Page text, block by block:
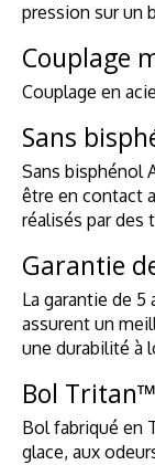
pression sur un
Couplage
Couplage en
Sans
Sans bisphénol
être en contact
réalisés par des
Garantie
La garantie de
assurent un
une durabilité à
Bol Tritan™
Bol fabriqué en
glace, aux